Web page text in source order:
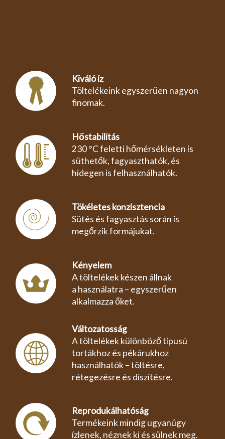
Kiváló íz
Töltelékeink egyszerűen nagyon
finomak.
Hőstabilitás
230 °C feletti hőmérsékleten is
süthetők, fagyaszthatók, és
hidegen is felhasználhatók.
Tökéletes konzisztencia
Sütés és fagyasztás során is
megőrzik formájukat.
Kényelem
A töltelékek készen állnak
a használatra – egyszerűen
alkalmazza őket.
Változatosság
A töltelékek különböző típusú
tortákhoz és pékárukhoz
használhatók – töltésre,
rétegezésre és díszítésre.
Reprodukálhatóság
Termékeink mindig ugyanúgy
ízlenek, néznek ki és sülnek meg.